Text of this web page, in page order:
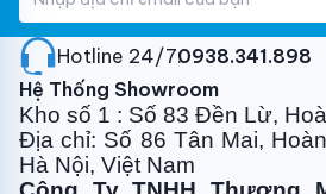
Tích hợp công nghệ
Công nghệ Inverter là công nghệ
nay mang lại lợi ích thiết thực
bao gồm:Tiết kiệm điện năng
đơn tiền điện hàng tháng), vận
Hotline 24/7:0938.341.898
Hệ Thống Showroom
Kho số 1 : Số 83 Đền Lừ,
Địa chỉ: Số 86 Tân Mai,
Hà Nội, Việt Nam